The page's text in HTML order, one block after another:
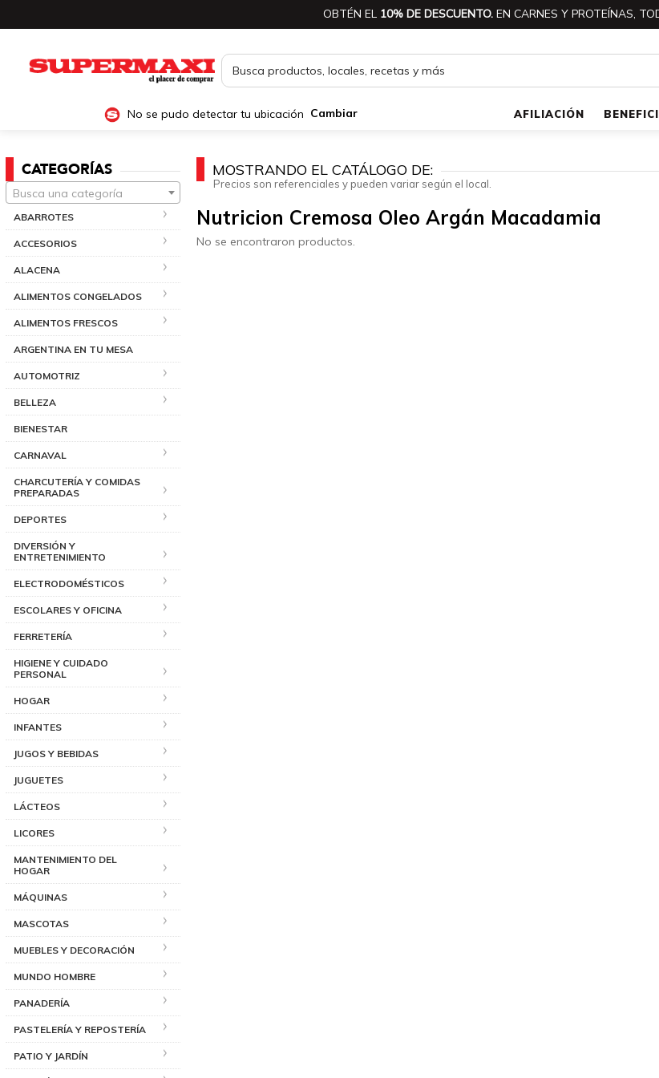
OBTÉN EL 10% DE DESCUENTO. EN CARNES Y PROTEÍNAS,
No se pudo detectar tu ubicación Cambiar AFILIACIÓN
CATEGORÍAS
Busca una categoría
ABARROTES
ACCESORIOS
ALACENA
ALIMENTOS CONGELADOS
ALIMENTOS FRESCOS
ARGENTINA EN TU MESA
AUTOMOTRIZ
BELLEZA
BIENESTAR
CARNAVAL
CHARCUTERÍA Y COMIDAS
PREPARADAS
DEPORTES
DIVERSIÓN Y
ENTRETENIMIENTO
ELECTRODOMÉSTICOS
ESCOLARES Y OFICINA
FERRETERÍA
HIGIENE Y CUIDADO
PERSONAL
HOGAR
INFANTES
JUGOS Y BEBIDAS
JUGUETES
LÁCTEOS
LICORES
MANTENIMIENTO DEL
HOGAR
MÁQUINAS
MASCOTAS
MUEBLES Y DECORACIÓN
MUNDO HOMBRE
PANADERÍA
PASTELERÍA Y REPOSTERÍA
PATIO Y JARDÍN
MOSTRANDO EL CATÁLOGO DE:
Precios son referenciales y pueden variar según el local.
Nutricion Cremosa Oleo Argán Macadamia
No se encontraron productos.